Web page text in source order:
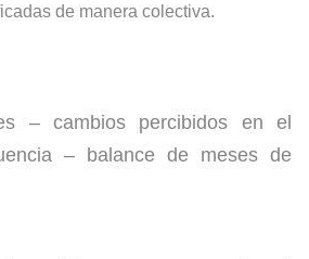
de manera colectiva.
– cambios percibidos en el
– balance de meses de